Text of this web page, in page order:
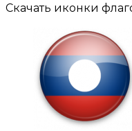
Скачать иконки